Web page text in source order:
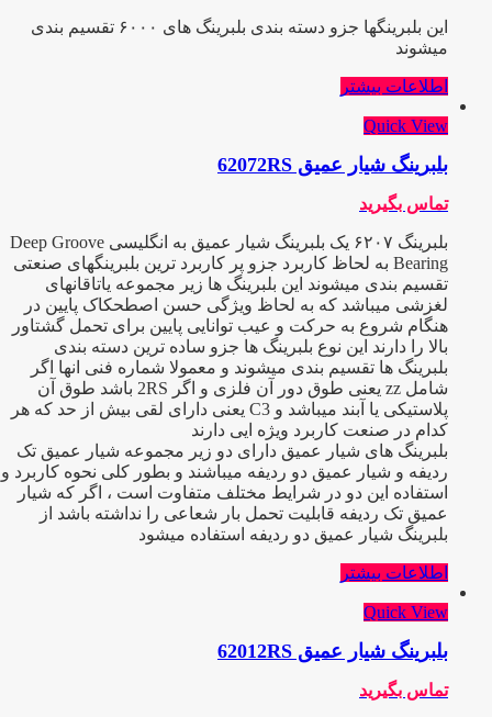
این بلبرینگها جزو دسته بندی بلبرینگ های ۶۰۰۰ تقسیم بندی
میشوند
اطلاعات بیشتر
Quick View
بلبرینگ شیار عمیق 62072RS
تماس بگیرید
بلبرینگ ۶۲۰۷ یک بلبرینگ شیار عمیق به انگلیسی Deep Groove
Bearing به لحاظ کاربرد جزو پر کاربرد ترین بلبرینگهای صنعتی
تقسیم بندی میشوند این بلبرینگ ها زیر مجموعه یاتاقانهای
لغزشی میباشد که به لحاظ ویژگی حسن اصطحکاک پایین در
هنگام شروع به حرکت و عیب توانایی پایین برای تحمل گشتاور
بالا را دارند این نوع بلبرینگ ها جزو ساده ترین دسته بندی
بلبرینگ ها تقسیم بندی میشوند و معمولا شماره فنی انها اگر
شامل zz یعنی طوق دور آن فلزی و اگر 2RS باشد طوق آن
پلاستیکی یا آبند میباشد و C3 یعنی دارای لقی بیش از حد که هر
کدام در صنعت کاربرد ویژه ایی دارند
بلبرینگ های شیار عمیق دارای دو زیر مجموعه شیار عمیق تک
ردیفه و شیار عمیق دو ردیفه میباشند و بطور کلی نحوه کاربرد و
استفاده این دو در شرایط مختلف متفاوت است ، اگر که شیار
عمیق تک ردیفه قابلیت تحمل بار شعاعی را نداشته باشد از
بلبرینگ شیار عمیق دو ردیفه استفاده میشود
اطلاعات بیشتر
Quick View
بلبرینگ شیار عمیق 62012RS
تماس بگیرید